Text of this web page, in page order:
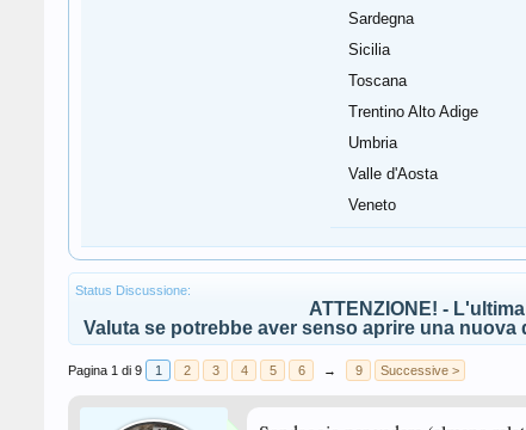
Sardegna
Sicilia
Toscana
Trentino Alto Adige
Umbria
Valle d'Aosta
Veneto
Status Discussione:
ATTENZIONE! -
Valuta se potrebbe aver senso aprire una
Pagina 1 di 9 1 2 3 4 5 6 → 9 Successive >